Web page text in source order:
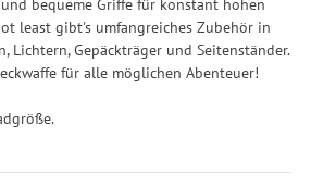
least gibt's umfangreiches Zubehör in
Lichtern, Gepäckträger und Seitenständer.
für alle möglichen Abenteuer!